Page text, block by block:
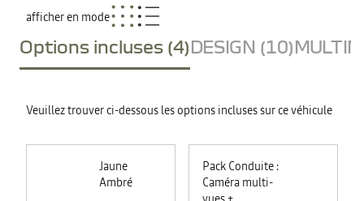
afficher en mode
Options incluses (4)DESIGN (10)
Veuillez trouver ci-dessous les options incluses sur ce véhicule
Jaune
Ambré
Pack Conduite :
Caméra multi-